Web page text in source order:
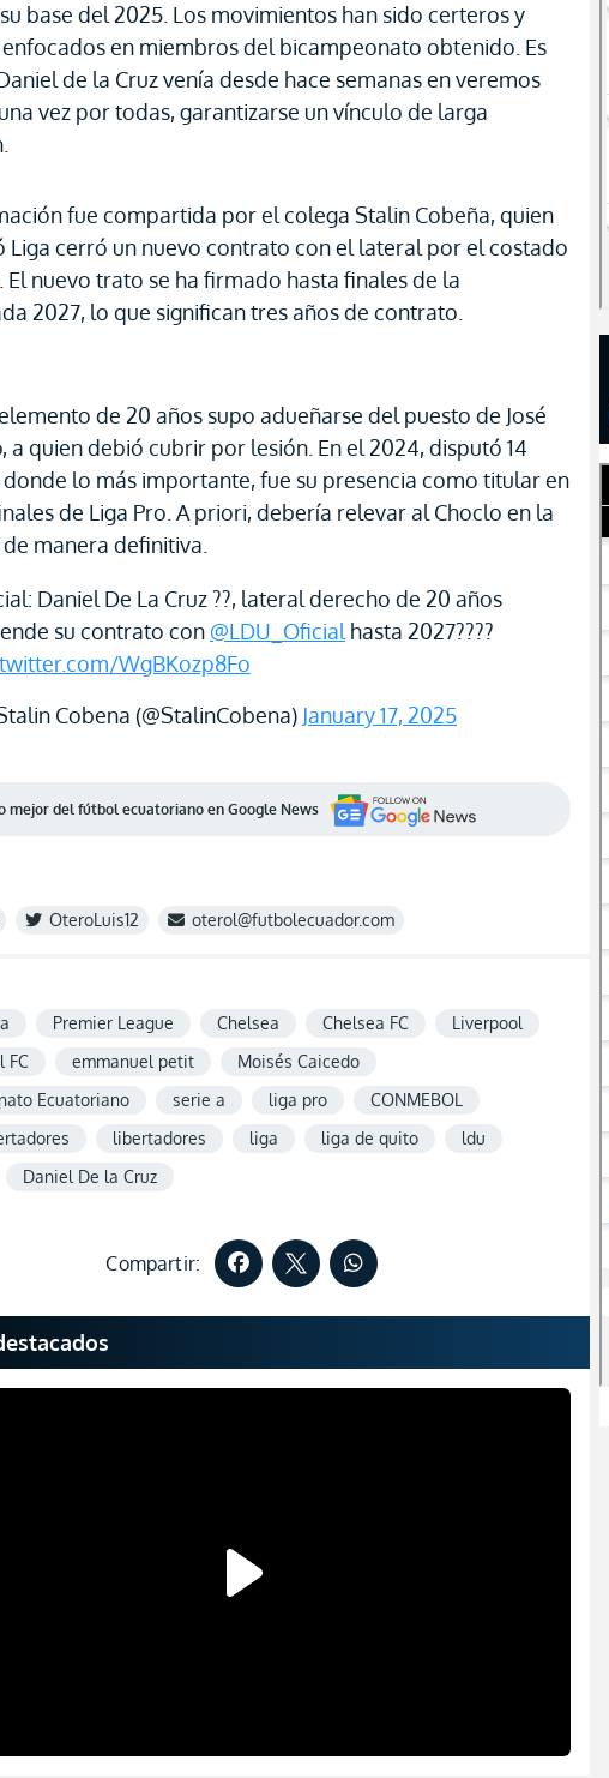
base del 2025. Los movimientos han sido certeros y
en miembros del bicampeonato obtenido. Es
de la Cruz venía desde hace semanas en veremos
vez por todas, garantizarse un vínculo de larga
fue compartida por el colega Stalin Cobeña, quien
Liga cerró un nuevo contrato con el lateral por el costado
El nuevo trato se ha firmado hasta finales de la
2027, lo que significan tres años de contrato.
de 20 años supo adueñarse del puesto de José
a quien debió cubrir por lesión. En el 2024, disputó 14
lo más importante, fue su presencia como titular en
de Liga Pro. A priori, debería relevar al Choclo en la
manera definitiva.
Daniel De La Cruz ??, lateral derecho de 20 años
su contrato con @LDU_Oficial hasta 2027????
WgBKozp8Fo
Cobena (@StalinCobena) January 17, 2025
mejor del fútbol ecuatoriano en Google News
OteroLuis12 oterol@futbolecuador.com
Premier League Chelsea Chelsea FC
Liverpool
FC
emmanuel petit
Moisés Caicedo
Ecuatoriano
serie a liga pro
CONMEBOL
libertadores liga liga de quito
ldu
Daniel De la Cruz
Compartir: